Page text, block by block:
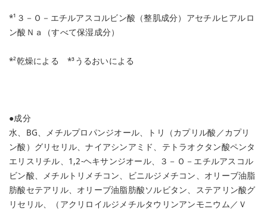
*¹３－Ｏ－エチルアスコルビン酸（整肌成分）アセチルヒアルロ
ン酸Ｎａ（すべて保湿成分）
*²乾燥による *³うるおいによる
●成分
水、BG、メチルプロパンジオール、トリ（カプリル酸／カプリ
ン酸）グリセリル、ナイアシンアミド、テトラオクタン酸ペンタ
エリスリチル、1,2-ヘキサンジオール、３－Ｏ－エチルアスコル
ビン酸、メチルトリメチコン、ビニルジメチコン、オリーブ油脂
肪酸セテアリル、オリーブ油脂肪酸ソルビタン、ステアリン酸グ
リセリル、（アクリロイルジメチルタウリンアンモニウム／Ｖ